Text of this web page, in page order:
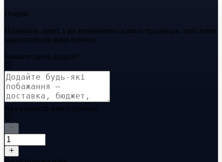
Dragon
Надішліть запит, і ми повідомимо наших продавців, щоб вони
задовольнили ваші вимоги.
Бажаєте щось додати?
Яка кількість вам потрібна?